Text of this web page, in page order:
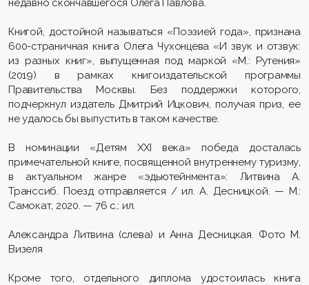
недавно скончавшегося Олега Павлова.
Книгой, достойной называться «Поэзией года», признана
600-страничная книга Олега Чухонцева «И звук и отзвук:
из разных книг», выпущенная под маркой «М.: Рутения»
(2019) в рамках книгоиздательской программы
Правительства Москвы. Без поддержки которого,
подчеркнул издатель Дмитрий Ицкович, получая приз, ее
не удалось бы выпустить в таком качестве.
В номинации «Детям XXI века» победа досталась
примечательной книге, посвященной внутреннему туризму,
в актуальном жанре «эдьютейнмента»: Литвина А.
Транссиб. Поезд отправляется / ил. А. Десницкой. — М.:
Самокат, 2020. — 76 с.: ил.
Александра Литвина (слева) и Анна Десницкая. Фото М.
Визеля
Кроме того, отдельного диплома удостоилась книга